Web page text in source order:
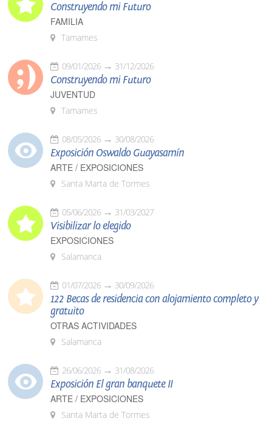
Construyendo mi Futuro
FAMILIA
Tamames
09/01/2026 31/12/2026
Construyendo mi Futuro
JUVENTUD
Tamames
08/05/2026 30/08/2026
Exposición Oswaldo Guayasamín
ARTE / EXPOSICIONES
Santa Marta de Tormes
05/06/2026 31/03/2027
Visibilizar lo elegido
EXPOSICIONES
Salamanca
01/07/2026 30/09/2026
122 Becas de residencia con alojamiento completo y
gratuito
OTRAS ACTIVIDADES
Salamanca
26/06/2026 31/08/2026
Exposición El gran banquete II
ARTE / EXPOSICIONES
Santa Marta de Tormes